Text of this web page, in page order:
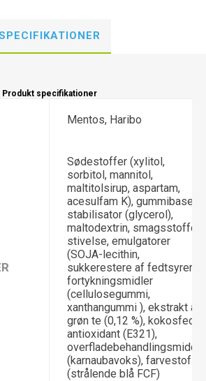
Produkt specifikationer
Mentos, Haribo
Sødestoffer (xylitol,
sorbitol, mannitol,
maltitolsirup, aspartam,
acesulfam K), gummibase,
stabilisator (glycerol),
maltodextrin, smagsstoffer,
stivelse, emulgatorer
(SOJA-lecithin,
sukkerestere af fedtsyrer),
fortykningsmidler
(cellulosegummi,
xanthangummi ), ekstrakt af
grøn te (0,12 %), kokosfedt,
antioxidant (E321),
overfladebehandlingsmiddel
(karnaubavoks), farvestof
(strålende blå FCF)